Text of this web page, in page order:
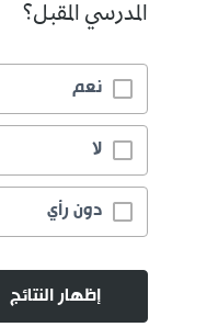
المدرسي المقبل؟
نعم
لا
دون رأي
إظهار النتائج